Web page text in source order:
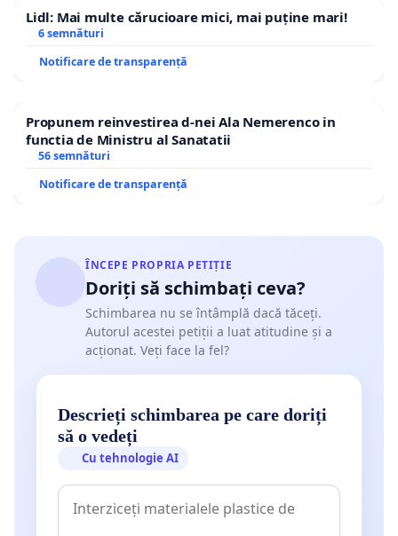
Lidl: Mai multe cărucioare mici, mai puține mari!
6 semnături
Notificare de transparență
Propunem reinvestirea d-nei Ala Nemerenco in
functia de Ministru al Sanatatii
56 semnături
Notificare de transparență
ÎNCEPE PROPRIA PETIȚIE
Doriți să schimbați ceva?
Schimbarea nu se întâmplă dacă tăceți.
Autorul acestei petiții a luat atitudine și a
acționat. Veți face la fel?
Descrieți schimbarea pe care doriți
să o vedeți
Cu tehnologie AI